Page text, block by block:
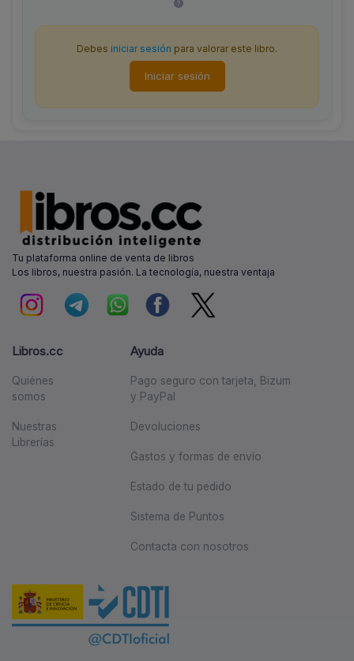
Debes iniciar sesión para valorar este libro.
Iniciar sesión
Tu plataforma online de venta de libros
Los libros, nuestra pasión. La tecnología, nuestra ventaja
Libros.cc
Quiénes
somos
Nuestras
Librerías
Ayuda
Pago seguro con tarjeta, Bizum
y PayPal
Devoluciones
Gastos y formas de envío
Estado de tu pedido
Sistema de Puntos
Contacta con nosotros